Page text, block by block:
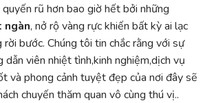
rũ hơn bao giờ hết bởi những
ngàn, nở rộ vàng rực khiến bất kỳ ai lạc
bước. Chúng tôi tin chắc rằng với sự
dẫn viên nhiệt tình,kinh nghiệm,dịch vụ
và phong cảnh tuyệt đẹp của nơi đây sẽ
chuyến thăm quan vô cùng thú vị..